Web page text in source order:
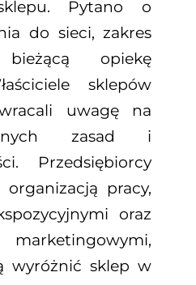
Pytano o
do sieci, zakres
opiekę
sklepów
uwagę na
zasad i
Przedsiębiorcy
pracy,
oraz
wyróżnić sklep w